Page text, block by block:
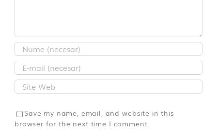
Save my name, email, and website in this
browser for the next time I comment.